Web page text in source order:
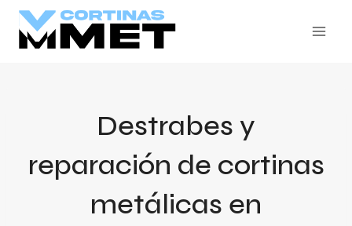
Skip
content
Destrabes y
reparación de cortinas
metálicas en